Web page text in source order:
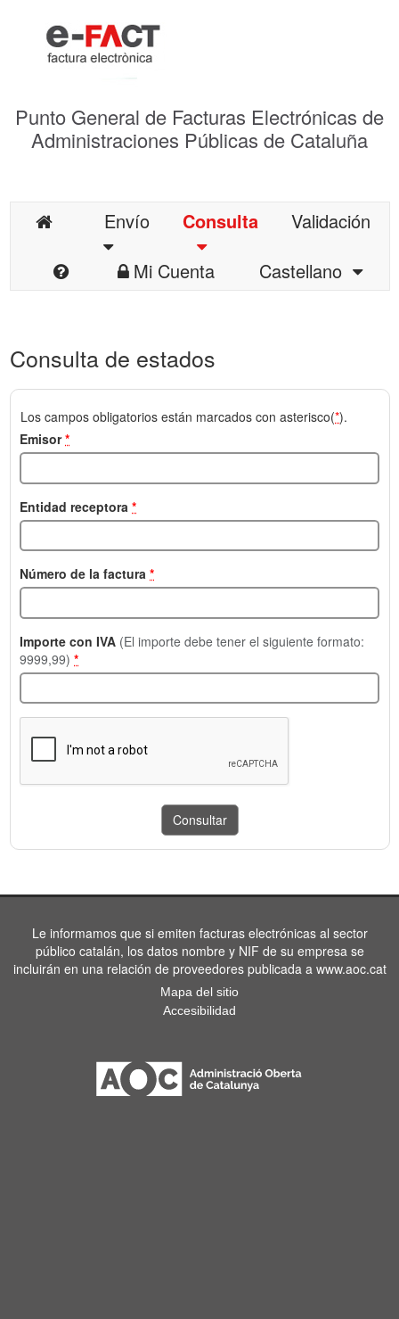
Punto General de Facturas Electrónicas de
Administraciones Públicas de Cataluña
Envío Consulta
Validación
Mi Cuenta
Castellano
Consulta de estados
Los campos obligatorios están marcados con asterisco(*).
Emisor*
Entidad receptora *
Número de la factura *
Importe con IVA (El importe debe tener el siguiente formato:
9999,99) *
Le informamos que si emiten facturas electrónicas al sector
público catalán, los datos nombre y NIF de su empresa se
incluirán en una relación de proveedores publicada a www.aoc.cat
Mapa del sitio
Accesibilidad